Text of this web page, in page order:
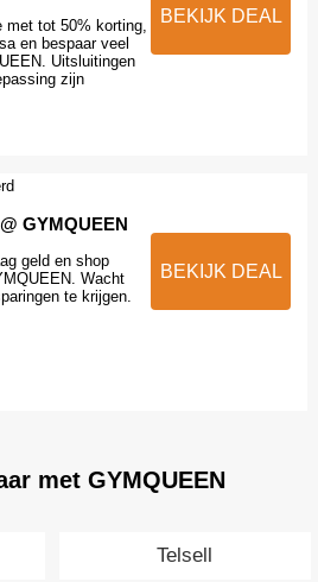
met tot 50% korting,
en bespaar veel
Uitsluitingen
zijn
BEKIJK DEAL
GYMQUEEN
geld en shop
Wacht
te krijgen.
BEKIJK DEAL
met GYMQUEEN
Telsell